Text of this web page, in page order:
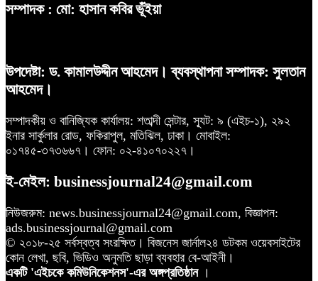
সম্পাদক : মো: হাসান কবির ভূঁইয়া
উপদেষ্টা: ড. কামালউদ্দীন আহমেদ। ব্যবস্থাপনা সম্পাদক: সুলতান
আহমেদ।
সম্পাদকীয় ও বানিজ্যিক কার্যালয়: শতাব্দী সেন্টার, স্যূট: ৯ (এইচ-১), ২৯২
ইনার সার্কুলার রোড, ফকিরাপুল, মতিঝিল, ঢাকা। মোবাইল:
০১৭৪৫-৩৭৩৬৬৭। ফোন: ০২-৪১০৭০২২৭।
ই-মেইল: businessjournal24@gmail.com
নিউজরুম: news.businessjournal24@gmail.com, বিজ্ঞাপন:
ads.businessjournal@gmail.com
© ২০১৮-২৫ সর্বস্বত্ব সংরক্ষিত। বিজনেস জার্নাল২৪ ডটকম ওয়েবসাইটের
কোন লেখা, ছবি, ভিডিও অনুমতি ছাড়া ব্যবহার বে-আইনী।
একটি 'এইচকে কমিউনিকেশনস'-এর অঙ্গপ্রতিষ্ঠান ।